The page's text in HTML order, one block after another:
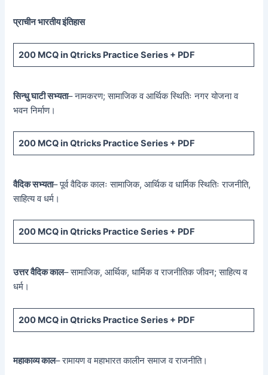
प्राचीन भारतीय इंतिहास
200 MCQin Qtricks Practice Series + PDF
सिन्धु घाटी सभ्यता– नामकरण; सामाजिक व आर्थिक स्थितिः नगर योजना व
भवन निर्माण।
200 MCQin Qtricks Practice Series + PDF
वैदिक सभ्यता– पूर्व वैदिक कालः सामाजिक, आर्थिक व धार्मिक स्थितिः राजनीति,
साहित्य व धर्म।
200 MCQin Qtricks Practice Series + PDF
उत्तर वैदिक काल– सामाजिक, आर्थिक, धार्मिक व राजनीतिक जीवन; साहित्य व
धर्म।
200 MCQin Qtricks Practice Series + PDF
महाकाव्य काल– रामायण व महाभारत कालीन समाज व राजनीति।